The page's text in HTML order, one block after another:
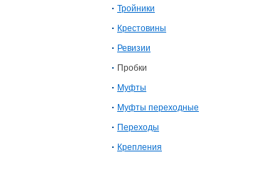
Тройники
Крестовины
Ревизии
Пробки
Муфты
Муфты переходные
Переходы
Крепления